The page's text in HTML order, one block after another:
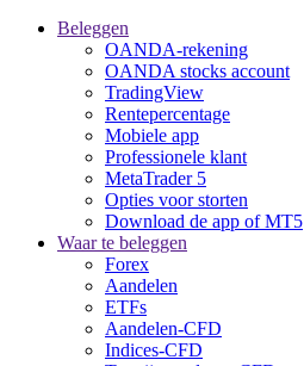
Beleggen
OANDA-rekening
OANDA stocks account
TradingView
Rentepercentage
Mobiele app
Professionele klant
MetaTrader 5
Opties voor storten
Download de app of MT5
Waar te beleggen
Forex
Aandelen
ETFs
Aandelen-CFD
Indices-CFD